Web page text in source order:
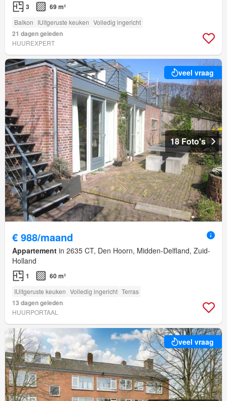
3 69 m²
Balkon IUitgeruste keuken Volledig ingericht
21 dagen geleden
HUUREXPERT
veel vraag
18 Foto's
€ 988/maand
Appartement in 2635 CT, Den Hoorn, Midden-Delfland, Zuid-
Holland
1 60 m²
IUitgeruste keuken Volledig ingericht Terras
13 dagen geleden
HUURPORTAAL
veel vraag